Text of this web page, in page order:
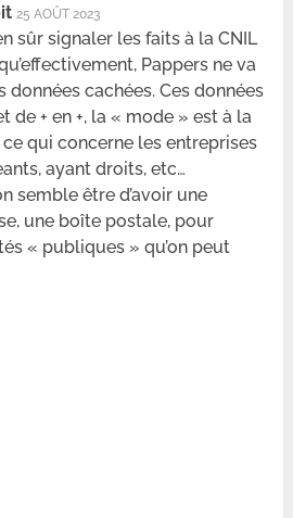
25 AOÛT 2023
sûr signaler les faits à la CNIL
Pappers ne va
données cachées. Ces données
de + en +, la « mode » est à la
qui concerne les entreprises
ayant droits, etc…
semble être d’avoir une
une boîte postale, pour
« publiques » qu’on peut